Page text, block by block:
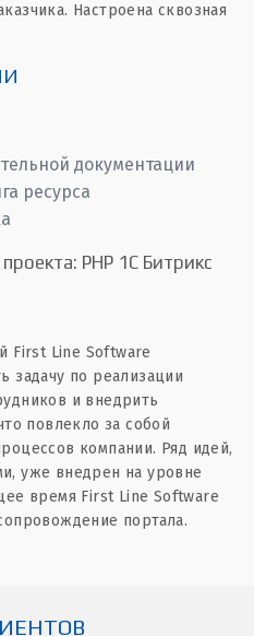
Настроена сквозная
документации
ресурса
PHP 1C Битрикс
First Line Software
задачу по реализации
и внедрить
повлекло за собой
компании. Ряд идей,
уже внедрен на уровне
время First Line Software
портала.